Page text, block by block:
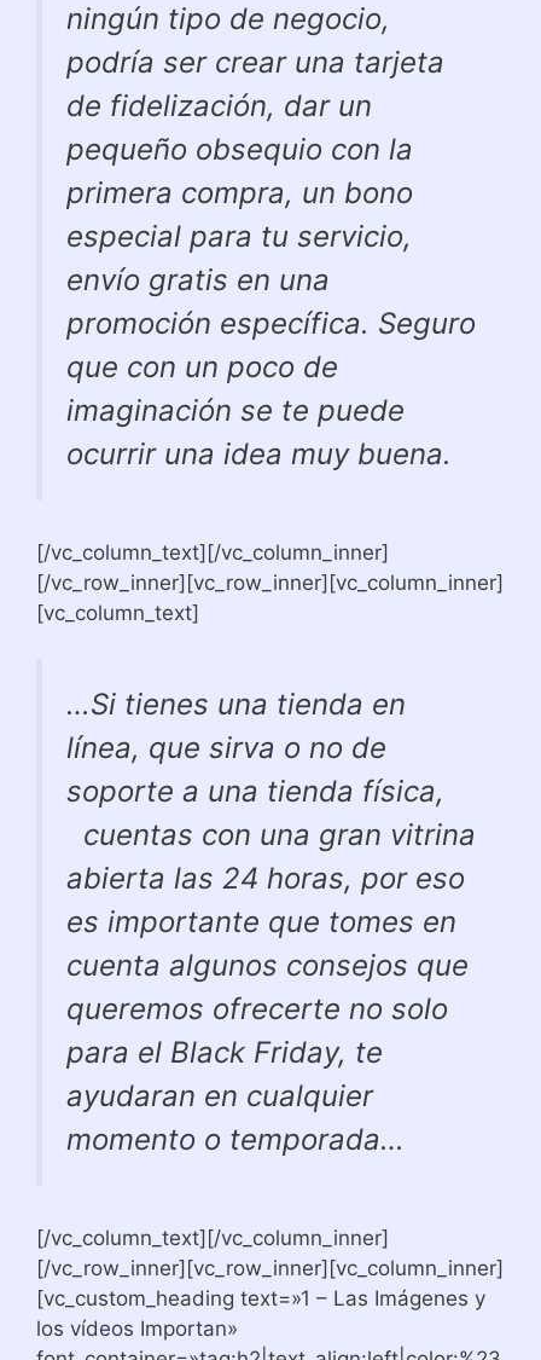
ningún tipo de negocio,
podría ser crear una tarjeta
de fidelización, dar un
pequeño obsequio con la
primera compra, un bono
especial para tu servicio,
envío gratis en una
promoción específica. Seguro
que con un poco de
imaginación se te puede
ocurrir una idea muy buena.
[/vc_column_text][/vc_column_inner]
[/vc_row_inner][vc_row_inner][vc_column_inner]
[vc_column_text]
…Si tienes una tienda en
línea, que sirva o no de
soporte a una tienda física,
cuentas con una gran vitrina
abierta las 24 horas, por eso
es importante que tomes en
cuenta algunos consejos que
queremos ofrecerte no solo
para el Black Friday, te
ayudaran en cualquier
momento o temporada…
[/vc_column_text][/vc_column_inner]
[/vc_row_inner][vc_row_inner][vc_column_inner]
[vc_custom_heading text=»1 – Las Imágenes y
los vídeos Importan»